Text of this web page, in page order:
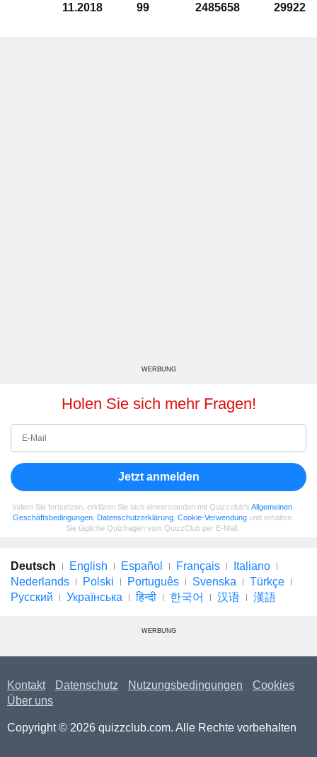
11.2018 99 2485658 29922
WERBUNG
Holen Sie sich mehr Fragen!
Jetzt anmelden
Indem Sie fortsetzen, erklären Sie sich einverstanden mit Quizzclub's Allgemeinen
Geschäftsbedingungen Datenschutzerklärung Cookie-Verwendung und erhalten
Sie tägliche Quizfragen vom QuizzClub per E-Mail.
Deutsch English Español Français
Italiano
Nederlands
Polski Português Svenska
Türkçe
Русский
Українська हिन्दी 한국어 汉语 漢語
WERBUNG
Kontakt Datenschutz Nutzungsbedingungen
Cookies
Über uns
Copyright © 2026 quizzclub.com. Alle Rechte vorbehalten